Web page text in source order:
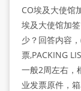
CO埃及大使馆
埃及大使馆加
少？回答内容
票,PACKING
一般2周左右，
业发票原件，